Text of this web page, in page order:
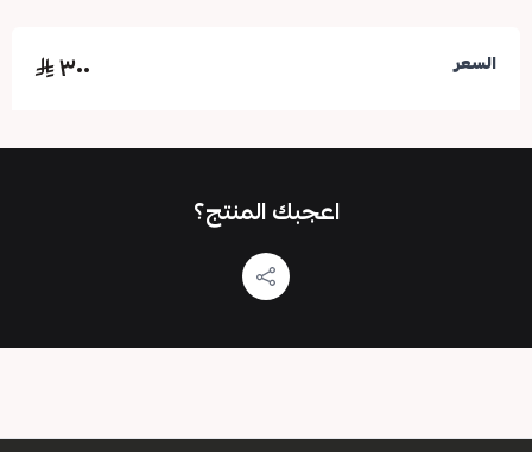
السعر ٣٠٠
اعجبك المنتج؟